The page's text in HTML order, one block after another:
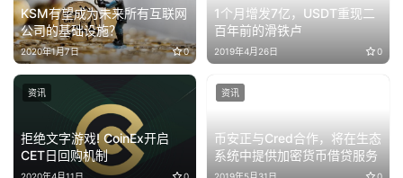
KSM有望成为未来所有互联网
公司的基础设施？
2020年1月7日 0
1个月增发7亿，USDT重现二
百年前的滑铁卢
2019年4月26日 0
拒绝文字游戏! CoinEx开启
CET日回购机制
资讯
币安正与Cred合作，将在生态
系统中提供加密货币借贷服务
资讯